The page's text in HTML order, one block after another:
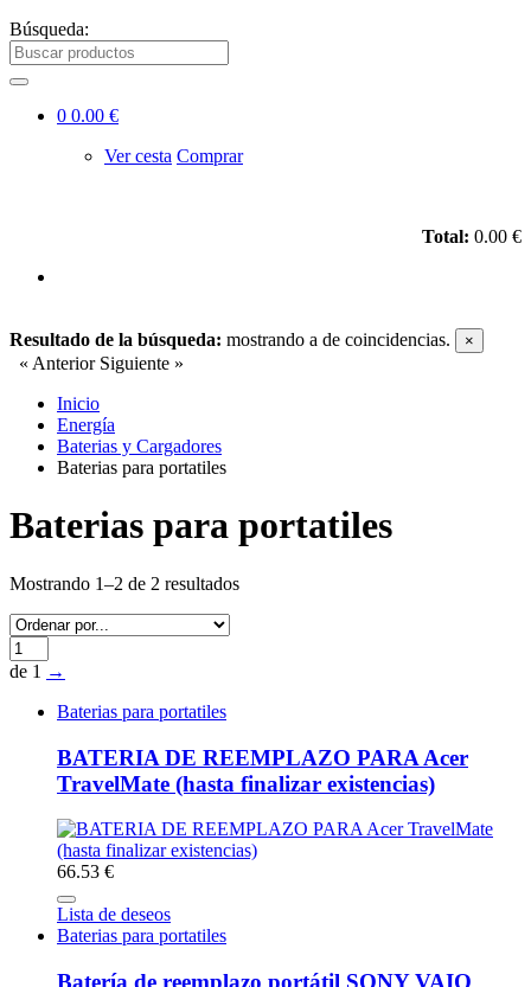
Búsqueda:
0 0.00 €
Ver cesta Comprar
Total: 0.00 €
Resultado de la búsqueda: mostrando a de coincidencias. ×
« Anterior Siguiente »
Inicio
Energía
Baterias y Cargadores
Baterias para portatiles
Baterias para portatiles
Mostrando 1–2 de 2 resultados
de 1 →
Baterias para portatiles
BATERIA DE REEMPLAZO PARA Acer
TravelMate (hasta finalizar existencias)
66.53 €
Lista de deseos
Baterias para portatiles
Batería de reemplazo portátil SONY VAIO